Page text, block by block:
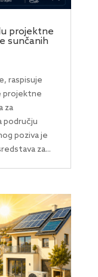
projektne
sunčanih
raspisuje
projektne
za
području
poziva je
za...